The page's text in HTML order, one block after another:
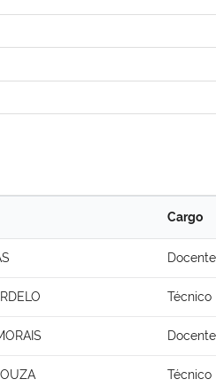
Cargo
Docente
Técnico
Docente
Técnico